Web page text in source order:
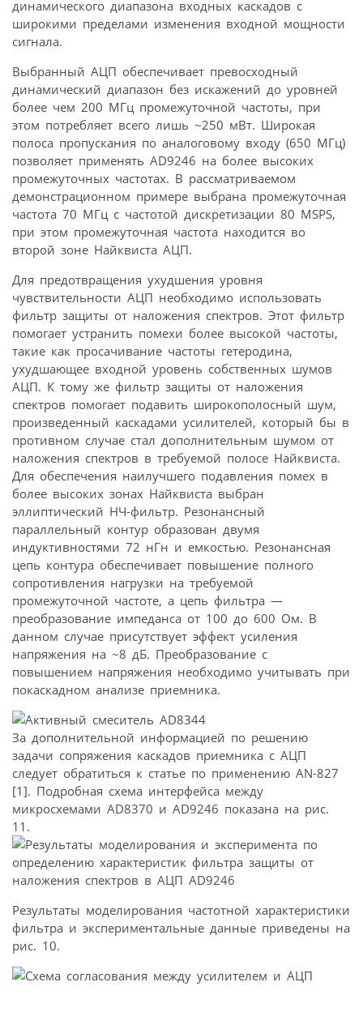
динамического диапазона входных каскадов с
широкими пределами изменения входной мощности
сигнала.
Выбранный АЦП обеспечивает превосходный
динамический диапазон без искажений до уровней
более чем 200 МГц промежуточной частоты, при
этом потребляет всего лишь ~250 мВт. Широкая
полоса пропускания по аналоговому входу (650 МГц)
позволяет применять AD9246 на более высоких
промежуточных частотах. В рассматриваемом
демонстрационном примере выбрана промежуточная
частота 70 МГц с частотой дискретизации 80 MSPS,
при этом промежуточная частота находится во
второй зоне Найквиста АЦП.
Для предотвращения ухудшения уровня
чувствительности АЦП необходимо использовать
фильтр защиты от наложения спектров. Этот фильтр
помогает устранить помехи более высокой частоты,
такие как просачивание частоты гетеродина,
ухудшающее входной уровень собственных шумов
АЦП. К тому же фильтр защиты от наложения
спектров помогает подавить широкополосный шум,
произведенный каскадами усилителей, который бы в
противном случае стал дополнительным шумом от
наложения спектров в требуемой полосе Найквиста.
Для обеспечения наилучшего подавления помех в
более высоких зонах Найквиста выбран
эллиптический НЧ-фильтр. Резонансный
параллельный контур образован двумя
индуктивностями 72 нГн и емкостью. Резонансная
цепь контура обеспечивает повышение полного
сопротивления нагрузки на требуемой
промежуточной частоте, а цепь фильтра —
преобразование импеданса от 100 до 600 Ом. В
данном случае присутствует эффект усиления
напряжения на ~8 дБ. Преобразование с
повышением напряжения необходимо учитывать при
покаскадном анализе приемника.
За дополнительной информацией по решению
задачи сопряжения каскадов приемника с АЦП
следует обратиться к статье по применению AN-827
[1]. Подробная схема интерфейса между
микросхемами AD8370 и AD9246 показана на рис.
11.
Результаты моделирования частотной характеристики
фильтра и экспериментальные данные приведены на
рис. 10.